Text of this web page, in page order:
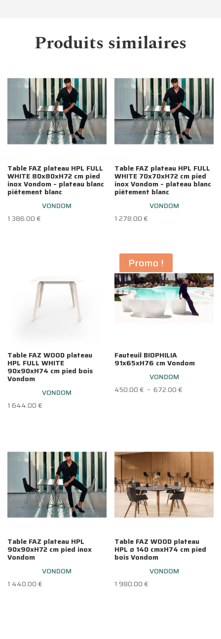
Produits similaires
Table FAZ plateau HPL FULL
WHITE 80x80xH72 cm pied
inox Vondom – plateau blanc
piétement blanc
VONDOM
1 386.00€
Table FAZ plateau HPL FULL
WHITE 70x70xH72 cm pied
inox Vondom – plateau blanc
piétement blanc
VONDOM
1 278.00€
Table FAZ WOOD plateau
HPL FULL WHITE
90x90xH74 cm pied bois
Vondom
VONDOM
1 644.00€
Promo !
Fauteuil BIOPHILIA
91x65xH76 cm Vondom
VONDOM
450.00€ – 672.00€
672.00 €
Table FAZ plateau HPL
90x90xH72 cm pied inox
Vondom
VONDOM
1 440.00€
Table FAZ WOOD plateau
HPL ø 140 cmxH74 cm pied
bois Vondom
VONDOM
1 980.00€